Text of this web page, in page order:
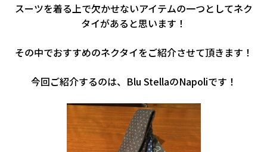
スーツを着る上で欠かせないアイテムの一つとしてネク
タイがあると思います！
その中でおすすめのネクタイをご紹介させて頂きます！
今回ご紹介するのは、Blu StellaのNapoliです！